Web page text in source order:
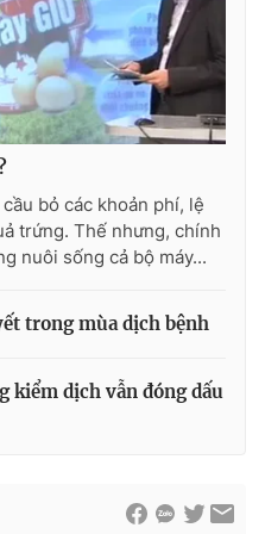
024.38 355 932
bỏ các khoản phí, lệ
trứng. Thế nhưng, chính
nuôi sống cả bộ máy...
trong mùa dịch bệnh
kiểm dịch vẫn đóng dấu